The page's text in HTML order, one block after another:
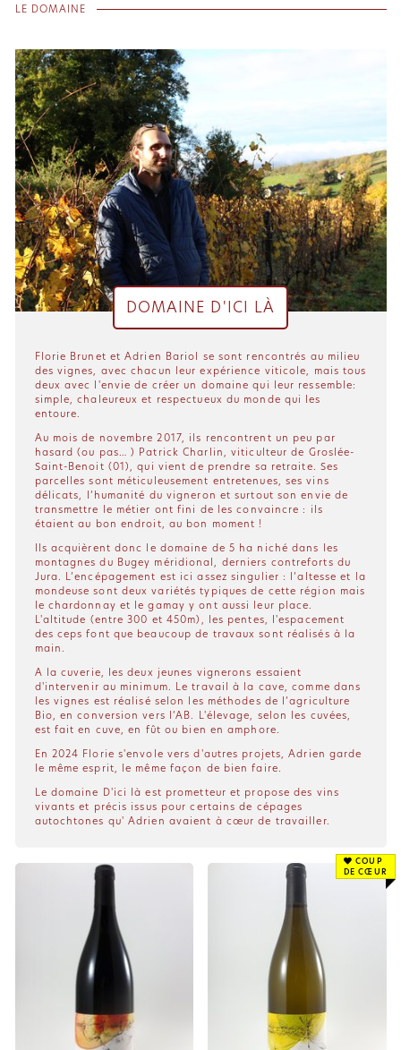
LE DOMAINE
DOMAINE D'ICI LÀ
Florie Brunet et Adrien Bariol se sont rencontrés au milieu
des vignes, avec chacun leur expérience viticole, mais tous
deux avec l'envie de créer un domaine qui leur ressemble:
simple, chaleureux et respectueux du monde qui les
entoure.
Au mois de novembre 2017, ils rencontrent un peu par
hasard (ou pas… ) Patrick Charlin, viticulteur de Groslée-
Saint-Benoit (01), qui vient de prendre sa retraite. Ses
parcelles sont méticuleusement entretenues, ses vins
délicats, l’humanité du vigneron et surtout son envie de
transmettre le métier ont fini de les convaincre : ils
étaient au bon endroit, au bon moment !
Ils acquièrent donc le domaine de 5 ha niché dans les
montagnes du Bugey méridional, derniers contreforts du
Jura. L’encépagement est ici assez singulier : l’altesse et la
mondeuse sont deux variétés typiques de cette région mais
le chardonnay et le gamay y ont aussi leur place.
L'altitude (entre 300 et 450m), les pentes, l'espacement
des ceps font que beaucoup de travaux sont réalisés à la
main.
A la cuverie, les deux jeunes vignerons essaient
d'intervenir au minimum. Le travail à la cave, comme dans
les vignes est réalisé selon les méthodes de l’agriculture
Bio, en conversion vers l’AB. L'élevage, selon les cuvées,
est fait en cuve, en fût ou bien en amphore.
En 2024 Florie s'envole vers d'autres projets, Adrien garde
le même esprit, le même façon de bien faire.
Le domaine D'ici là est prometteur et propose des vins
vivants et précis issus pour certains de cépages
autochtones qu' Adrien avaient à cœur de travailler.
COUP
DE CŒUR